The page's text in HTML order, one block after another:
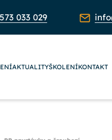
033 029
AKTUALITYŠKOLENÍKONTAKT